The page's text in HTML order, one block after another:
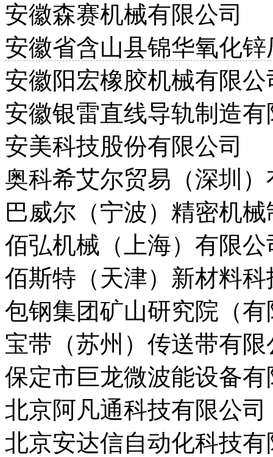
安徽森赛机械有限公司
安徽省含山县锦华氧化锌
安徽阳宏橡胶机械有限公
安徽银雷直线导轨制造有
安美科技股份有限公司
奥科希艾尔贸易（深圳
巴威尔（宁波）精密机
佰弘机械（上海）有限公
佰斯特（天津）新材料
包钢集团矿山研究院（
宝带（苏州）传送带有限
保定市巨龙微波能设备有
北京阿凡通科技有限公司
北京安达信自动化科技有